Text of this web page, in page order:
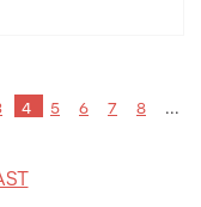
4 5 6 7 8